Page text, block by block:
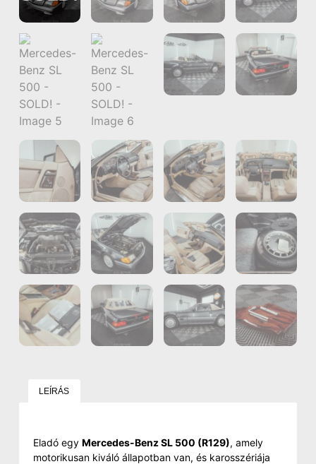
LEÍRÁS
Eladó egy Mercedes-Benz SL 500 (R129), amely
motorikusan kiváló állapotban van, és karosszériája